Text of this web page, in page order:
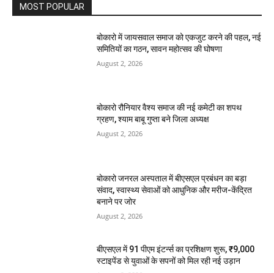
MOST POPULAR
बोकारो में जायसवाल समाज को एकजुट करने की पहल, नई
समितियों का गठन, सावन महोत्सव की घोषणा
August 2, 2026
बोकारो रौनियार वैश्य समाज की नई कमेटी का शपथ
ग्रहण, श्याम बाबू गुप्ता बने जिला अध्यक्ष
August 2, 2026
बोकारो जनरल अस्पताल में बीएसएल प्रबंधन का बड़ा
संवाद, स्वास्थ्य सेवाओं को आधुनिक और मरीज-केंद्रित
बनाने पर जोर
August 2, 2026
बीएसएल में 91 पीएम इंटर्न्स का प्रशिक्षण शुरू, ₹9,000
स्टाइपेंड से युवाओं के सपनों को मिल रही नई उड़ान